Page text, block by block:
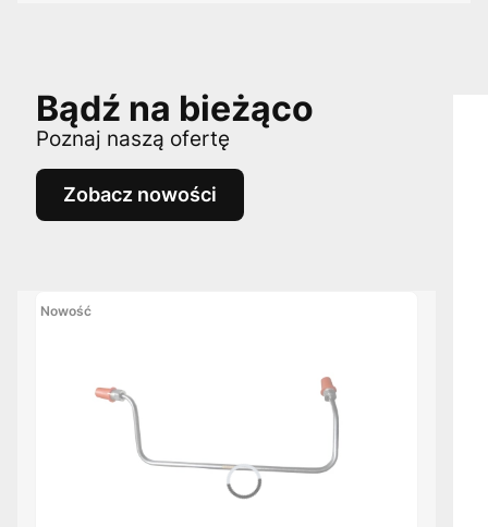
Bądź na bieżąco
Poznaj naszą ofertę
Zobacz nowości
Nowość